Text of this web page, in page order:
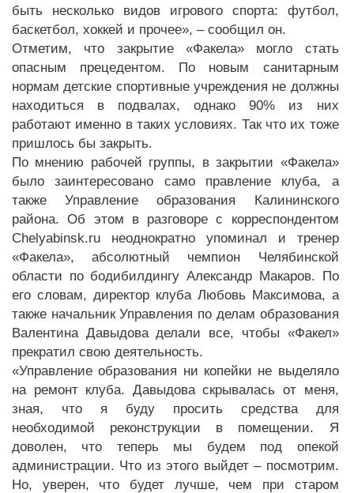
быть несколько видов игрового спорта: футбол,
баскетбол, хоккей и прочее», – сообщил он.
Отметим, что закрытие «Факела» могло стать
опасным прецедентом. По новым санитарным
нормам детские спортивные учреждения не должны
находиться в подвалах, однако 90% из них
работают именно в таких условиях. Так что их тоже
пришлось бы закрыть.
По мнению рабочей группы, в закрытии «Факела»
было заинтересовано само правление клуба, а
также Управление образования Калининского
района. Об этом в разговоре с корреспондентом
Chelyabinsk.ru неоднократно упоминал и тренер
«Факела», абсолютный чемпион Челябинской
области по бодибилдингу Александр Макаров. По
его словам, директор клуба Любовь Максимова, а
также начальник Управления по делам образования
Валентина Давыдова делали все, чтобы «Факел»
прекратил свою деятельность.
«Управление образования ни копейки не выделяло
на ремонт клуба. Давыдова скрывалась от меня,
зная, что я буду просить средства для
необходимой реконструкции в помещении. Я
доволен, что теперь мы будем под опекой
администрации. Что из этого выйдет – посмотрим.
Но, уверен, что будет лучше, чем при старом